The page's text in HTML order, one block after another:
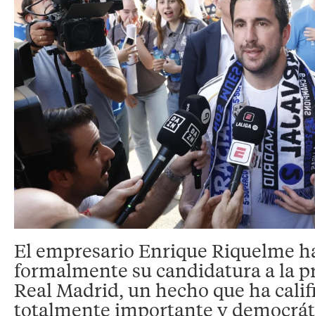
El empresario Enrique Riquelme
formalmente su candidatura a la
Real Madrid, un hecho que ha
totalmente importante y